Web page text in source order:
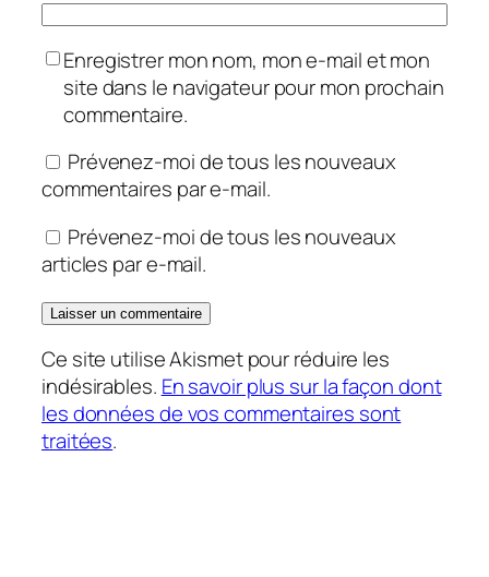
Enregistrer mon nom, mon e-mail et mon
site dans le navigateur pour mon prochain
commentaire.
Prévenez-moi de tous les nouveaux
commentaires par e-mail.
Prévenez-moi de tous les nouveaux
articles par e-mail.
Ce site utilise Akismet pour réduire les
indésirables. En savoir plus sur la façon dont
les données de vos commentaires sont
traitées.